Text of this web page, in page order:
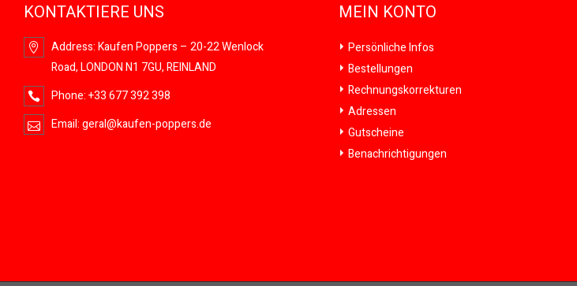
KONTAKTIERE UNS
Address:Kaufen Poppers – 20-22 Wenlock
Road, LONDON N1 7GU, REINLAND
Phone:+33 677 392 398
Email:geral@kaufen-poppers.de
MEIN KONTO
Persönliche Infos
Bestellungen
Rechnungskorrekturen
Adressen
Gutscheine
Benachrichtigungen